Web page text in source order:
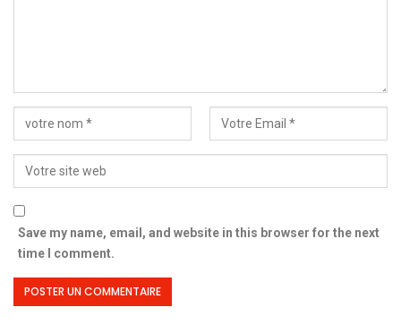
Save my name, email, and website in this browser for the next
time I comment.